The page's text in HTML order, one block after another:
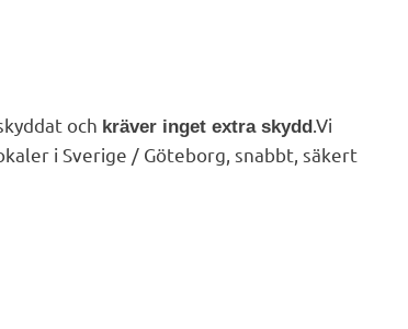
och kräver inget extra skyddVi
i Sverige / Göteborg, snabbt, säkert